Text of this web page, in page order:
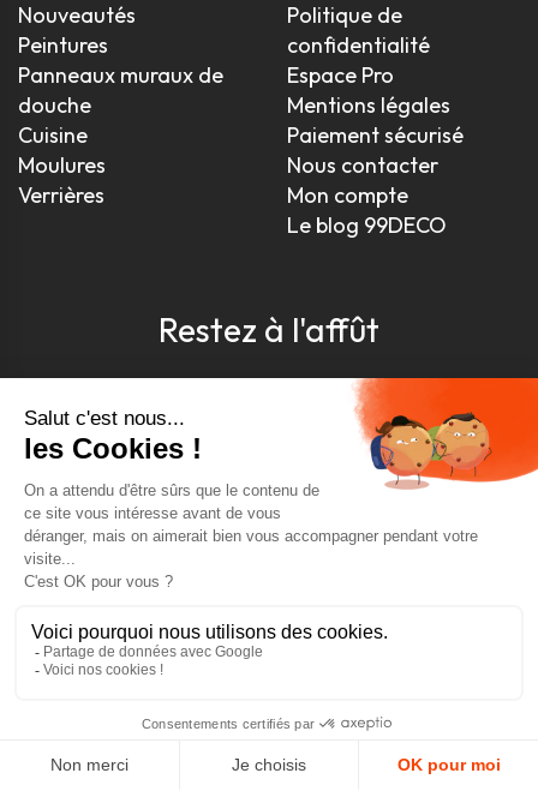
Nouveautés
Peintures
Panneaux muraux de
douche
Cuisine
Moulures
Verrières
Politique de
confidentialité
Espace Pro
Mentions légales
Paiement sécurisé
Nous contacter
Mon compte
Le blog 99DECO
Restez à l'affût
Pour être toujours au courant, inscrivez-vous à
notre newsletter
J'accepte les conditions générales et la politique de
AVIS VÉRIFIÉS